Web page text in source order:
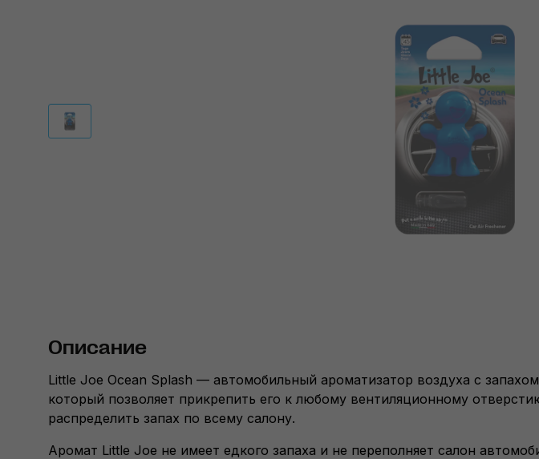
Описание
Little Joe Ocean Splash — автомобильный ароматизатор воздуха с
который позволяет прикрепить его к любому вентиляционному
распределить запах по всему салону.
Аромат Little Joe не имеет едкого запаха и не переполняет салон